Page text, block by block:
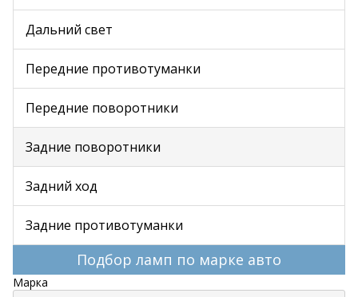
Дальний свет
Передние противотуманки
Передние поворотники
Задние поворотники
Задний ход
Задние противотуманки
Подбор ламп по марке авто
Марка